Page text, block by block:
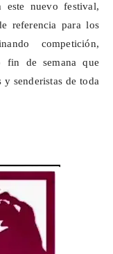
este nuevo festival,
referencia para los
competición,
fin de semana que
senderistas de toda